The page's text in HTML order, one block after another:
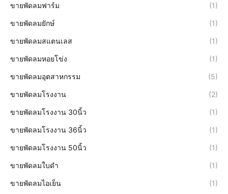
ขายพัดลมฟาร์ม (1)
ขายพัดลมยักษ์ (1)
ขายพัดลมสแตนเลส (1)
ขายพัดลมหอยโข่ง (1)
ขายพัดลมอุตสาหกรรม (5)
ขายพัดลมโรงงาน (2)
ขายพัดลมโรงงาน 30นิ้ว (1)
ขายพัดลมโรงงาน 36นิ้ว (1)
ขายพัดลมโรงงาน 50นิ้ว (1)
ขายพัดลมใบดำ (1)
ขายพัดลมไอเย็น (1)